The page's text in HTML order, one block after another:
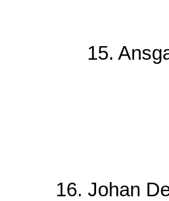
15.
16. Johan